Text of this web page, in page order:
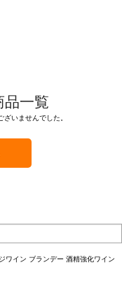
一覧
いませんでした。
ワイン ブランデー 酒精強化ワイン